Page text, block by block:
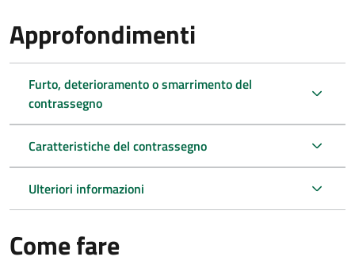
Approfondimenti
Furto, deterioramento o smarrimento del
contrassegno
Caratteristiche del contrassegno
Ulteriori informazioni
Come fare